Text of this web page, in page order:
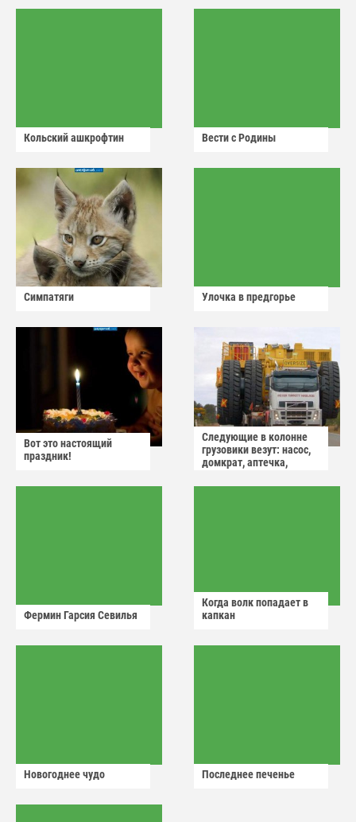
Кольский ашкрофтин Вести с Родины
Симпатяги Улочка в предгорье
Вот это настоящий
праздник!
Следующие в колонне
грузовики везут: насос,
домкрат, аптечка,
Фермин Гарсия Севилья
Когда волк попадает в
капкан
Новогоднее чудо Последнее печенье